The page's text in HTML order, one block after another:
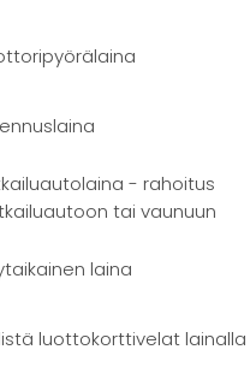
- rahoitus
tai vaunuun
laina
luottokorttivelat lainalla